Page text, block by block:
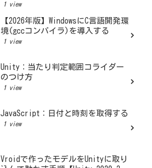
1 view
【2026年版】WindowsにC言語開発環
境(gccコンパイラ)を導入する
1 view
Unity：当たり判定範囲コライダー
のつけ方
1 view
JavaScript：日付と時刻を取得する
1 view
Vroidで作ったモデルをUnityに取り